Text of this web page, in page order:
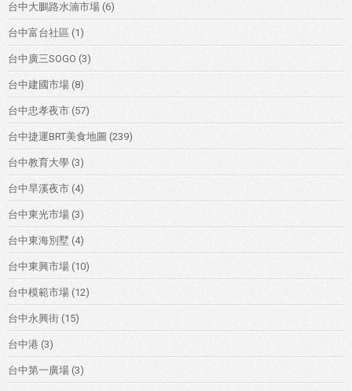
台中大鵬路水湳市場 (6)
台中富台社區 (1)
台中廣三SOGO (3)
台中建國市場 (8)
台中忠孝夜市 (57)
台中捷運BRT美食地圖 (239)
台中教育大學 (3)
台中旱溪夜市 (4)
台中東光市場 (3)
台中東海別墅 (4)
台中東興市場 (10)
台中模範市場 (12)
台中永興街 (15)
台中港 (3)
台中第一廣場 (3)